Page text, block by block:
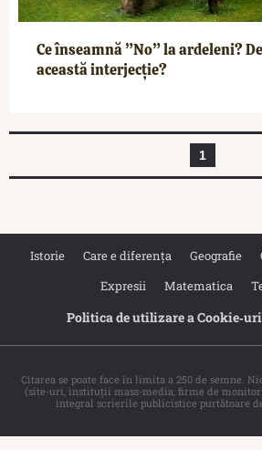
Ce înseamnă ”No” la ardeleni?
această interjecție?
1
Istorie Care e diferența Geografie
Expresii
Matematica
Politica de utilizare a
Citarea se poate face în limita a 250 de semne.
(site-uri, instituţii mass-media, firme de
integral scrierile publicistice purtătoare